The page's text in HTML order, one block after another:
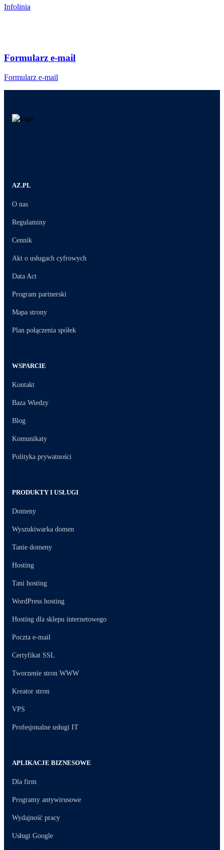
Infolinia
Formularz e-mail
Formularz e-mail
AZ.PL
O nas
Regulaminy
Cennik
Akt o usługach cyfrowych
Data Act
Program partnerski
Mapa strony
Plan połączenia spółek
WSPARCIE
Kontakt
Baza Wiedzy
Blog
Komunikaty
Polityka prywatności
PRODUKTY I USŁUGI
Domeny
Wyszukiwarka domen
Tanie domeny
Hosting
Tani hosting
WordPress hosting
Hosting dla sklepu internetowego
Poczta e-mail
Certyfikat SSL
Tworzenie stron WWW
Kreator stron
VPS
Profesjonalne usługi IT
APLIKACJE BIZNESOWE
Dla firm
Programy antywirusowe
Wydajność pracy
Usługi Google